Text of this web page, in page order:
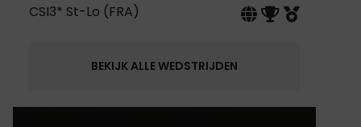
CSI3* St-Lo (FRA)
BEKIJK ALLE WEDSTRIJDEN